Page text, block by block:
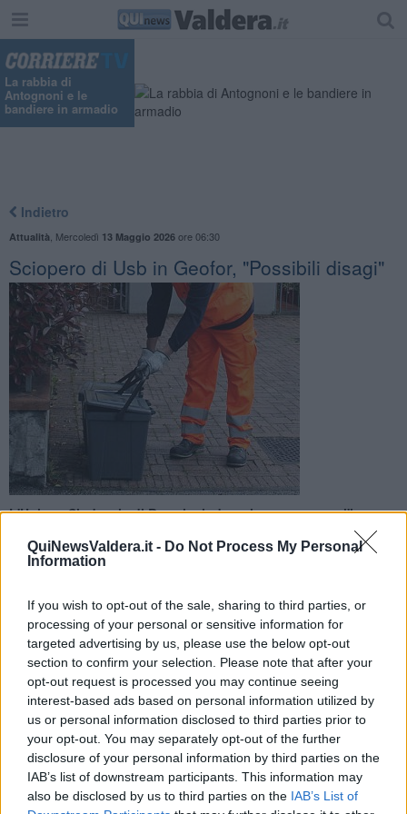
QuiNewsValdera.it - Do Not Process My Personal
Information
If you wish to opt-out of the sale, sharing to third parties, or
processing of your personal or sensitive information for
targeted advertising by us, please use the below opt-out
section to confirm your selection. Please note that after your
opt-out request is processed you may continue seeing
interest-based ads based on personal information utilized by
us or personal information disclosed to third parties prior to
your opt-out. You may separately opt-out of the further
disclosure of your personal information by third parties on the
IAB’s list of downstream participants. This information may
also be disclosed by us to third parties on the IAB’s List of
La rabbia di
Antognoni e le
bandiere in armadio
Indietro
Attualità Mercoledì 13 Maggio 2026ore 06:30
Sciopero di Usb in Geofor, "Possibili disagi"
L'Unione Sindacale di Base ha indetto la protesta per l'intera
giornata di lunedì 18 Maggio. L'azienda che gestisce il porta a
porta avvisa gli utenti
VALDERA —Occhi puntati su lunedì 18 Maggio per laraccolta
porta a porta di Geofor. Per quella data, infatti, l'Unione
Sindacale di Baseha indettouno sciopero generale per l'intera
giornata .
"In ragione di ciò, l’azienda invita cortesemente l’utenza a
regolarmente i rifiuti secondo il calendario del servizio- hanno
specificato da Geofor - pur rammentando chenon è possibile
prevedere con esattezza il grado di adesioneallo sciopero da